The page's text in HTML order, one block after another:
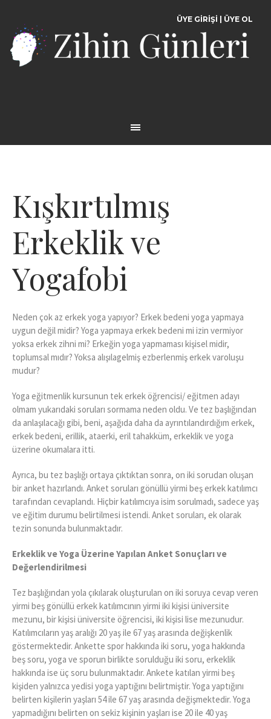
ÜYE GİRİŞİ ÜYE OL
Kışkırtılmış
Erkeklik ve
Yogafobi
Neden çok az erkek yoga yapıyor? Erkek bedeni yoga yapmaya
uygun değil midir? Yoga yapmaya erkek bedeni mi izin vermiyor
yoksa erkek zihni mi? Erkeğin yoga yapmaması kişisel midir,
toplumsal mıdır? Yoksa alışılagelmiş ezberlenmiş erkek varoluşu
mudur?
Yoga eğitmenlik kursunun tek erkek öğrencisi/ eğitmen adayı
olmam yukarıdaki soruları sormama neden oldu. Ve tez başlığından
da anlaşılacağı gibi, beni, aşağıda daha da ayrıntılandırdığım erkek,
erkek bedeni, erillik, ataerki, eril tahakküm, erkeklik ve yoga
üzerine okumalara itti.
Ayrıca, bu tez başlığı ortaya çıktıktan sonra, on iki sorudan oluşan
bir anket hazırlandı. Anket soruları gönüllü yirmi beş erkek katılımcı
tarafından cevaplandı. Hiçbir katılımcıya isim sorulmadı, sadece yaş
ve eğitim durumu belirtilmesi istendi. Anket soruları, ek olarak
tezin sonunda bulunmaktadır.
Erkeklik ve Yoga Üzerine Yapılan Anket Sonuçları ve
Değerlendirilmesi
Tez başlığından yola çıkılarak oluşturulan on iki soruya cevap veren
yirmi beş gönüllü erkek katılımcının yirmi iki kişisi üniversite
mezunu, bir kişisi üniversite öğrencisi, iki kişisi lise mezunudur.
Katılımcıların yaş aralığı 20 yaş ile 67 yaş arasında değişkenlik
göstermektedir. Ankette spor hakkında iki soru, yoga hakkında
beş soru, yoga ve sporun birlikte sorulduğu iki soru, erkeklik
hakkında ise üç soru bulunmaktadır. Ankete katılan yirmi beş
kişiden yalnızca yedisi yoga yaptığını belirtmiştir. Yoga yaptığını
belirten kişilerin yaşları 54 ile 67 yaş arasında değişmektedir. Yoga
yapmadığını belirten on sekiz kişinin yaşları ise 20 ile 40 yaş